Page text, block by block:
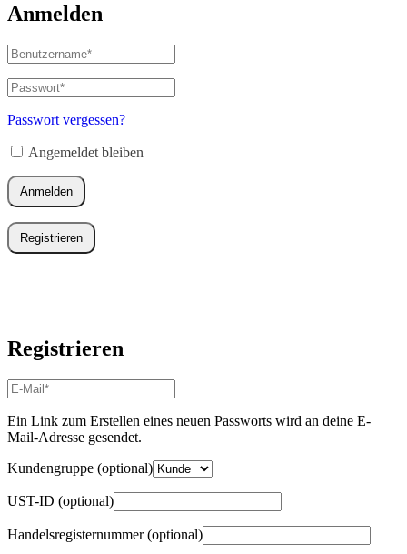
Anmelden
Benutzername
oder
E-
Mail-
Adresse*
Passwort*
Erforderlich
Passwort vergessen?
Angemeldet bleiben
Anmelden
Registrieren
Registrieren
E-
Mail-
Adresse*
Erforderlich
Ein Link zum Erstellen eines neuen Passworts wird an deine E-
Mail-Adresse gesendet.
Kundengruppe (optional)
UST-ID (optional)
Handelsregisternummer(optional)